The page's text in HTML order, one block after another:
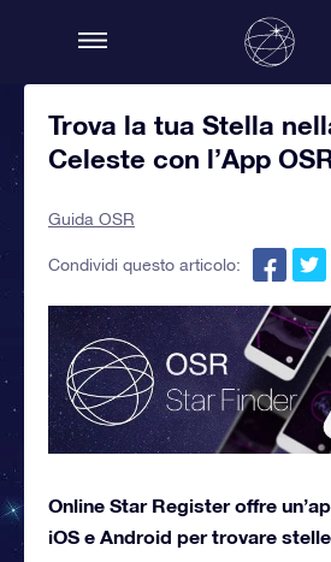
Trova la tua Stella
Celeste con l’App
Guida OSR
Condividi questo articolo:
Online Star Register offre
iOS e Android per trovare